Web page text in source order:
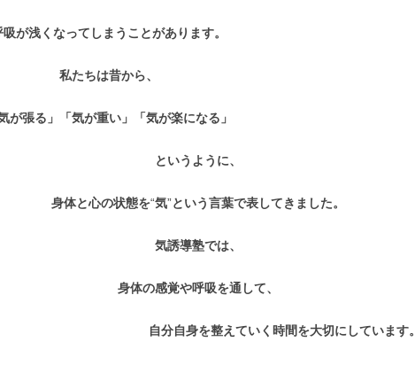
吸が浅くなってしまうことがあります。
私たちは昔から、
が張る」「気が重い」「気が楽になる」
というように、
身体と心の状態を“気”という言葉で表してきました。
気誘導塾では、
身体の感覚や呼吸を通して、
自分自身を整えていく時間を大切にしています。